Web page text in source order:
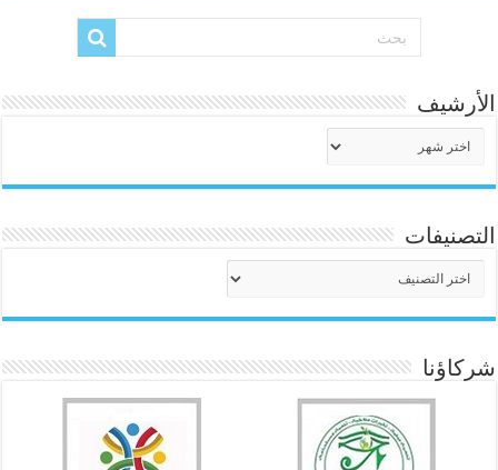
الأرشيف
التصنيفات
شركاؤنا